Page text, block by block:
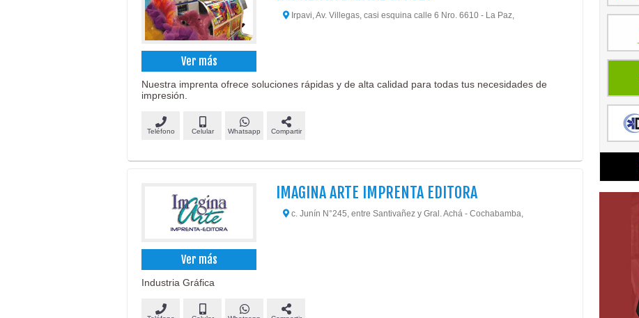
Ver más
Irpavi, Av. Villegas, casi esquina calle 6 Nro. 6610 - La Paz,
Nuestra imprenta ofrece soluciones rápidas y de alta calidad para todas tus necesidades de
impresión.
Teléfono Celular Whatsapp Compartir
Ver más
IMAGINA ARTE IMPRENTA EDITORA
c. Junín N°245, entre Santivañez y Gral. Achá - Cochabamba,
Industria Gráfica